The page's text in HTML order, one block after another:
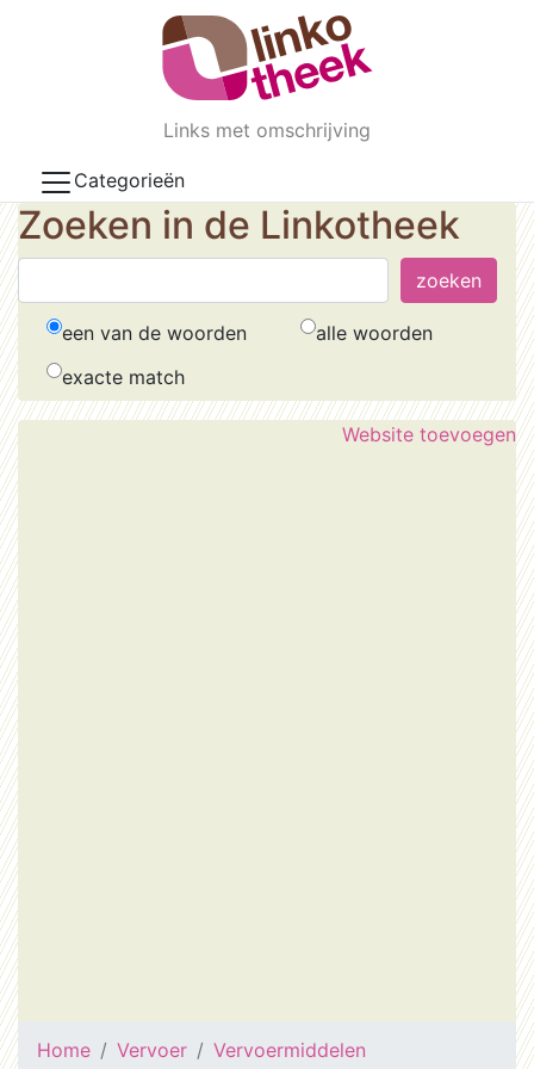
Skip to main content
Links met omschrijving
Categorieën
Zoeken in de Linkotheek
een van de woorden
alle woorden
exacte match
Website toevoegen
Home Vervoer
Vervoermiddelen